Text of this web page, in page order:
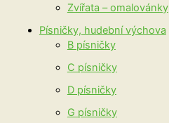
Zvířata – omalovánky
Písničky, hudební výchova
B písničky
C písničky
D písničky
G písničky